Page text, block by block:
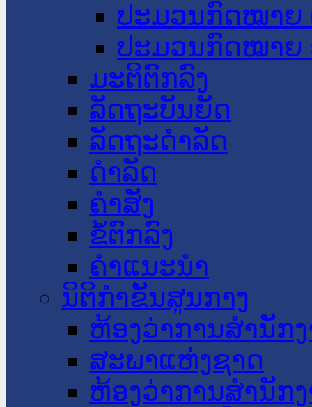
ປະມວນກົດໝາຍ
ປະມວນກົດໝາຍ
ມະຕິຕົກລົງ
ລັດຖະບັນຍັດ
ລັດຖະດໍາລັດ
ດໍາລັດ
ຄໍາສັ່ງ
ຂໍ້ຕົກລົງ
ຄໍາແນະນໍາ
ນິຕິກໍາຂັ້ນສູນກາງ
ຫ້ອງວ່າການສໍານັກ
ສະພາແຫ່ງຊາດ
ຫ້ອງວ່າການສຳນັກ